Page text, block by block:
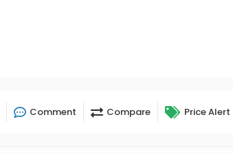
Comment Compare Price Alert